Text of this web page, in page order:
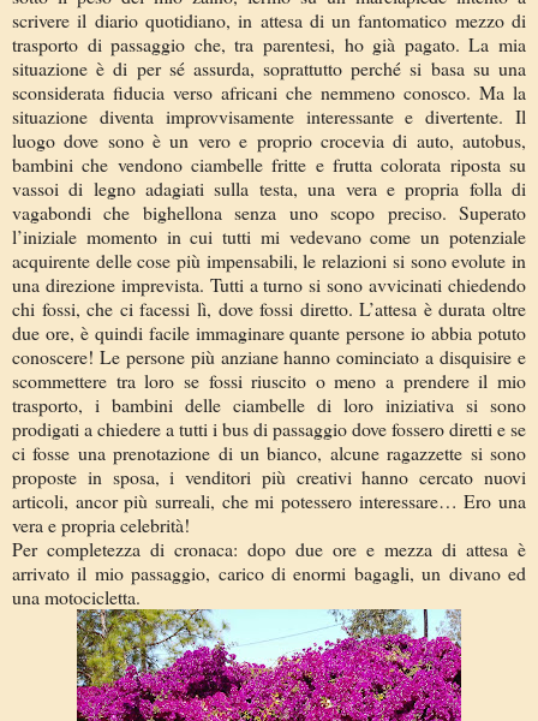
scrivere il diario quotidiano, in attesa di un fantomatico mezzo di
trasporto di passaggio che, tra parentesi, ho già pagato. La mia
situazione è di per sé assurda, soprattutto perché si basa su una
sconsiderata fiducia verso africani che nemmeno conosco. Ma la
situazione diventa improvvisamente interessante e divertente. Il
luogo dove sono è un vero e proprio crocevia di auto, autobus,
bambini che vendono ciambelle fritte e frutta colorata riposta su
vassoi di legno adagiati sulla testa, una vera e propria folla di
vagabondi che bighellona senza uno scopo preciso. Superato
l’iniziale momento in cui tutti mi vedevano come un potenziale
acquirente delle cose più impensabili, le relazioni si sono evolute in
una direzione imprevista. Tutti a turno si sono avvicinati chiedendo
chi fossi, che ci facessi lì, dove fossi diretto. L’attesa è durata oltre
due ore, è quindi facile immaginare quante persone io abbia potuto
conoscere! Le persone più anziane hanno cominciato a disquisire e
scommettere tra loro se fossi riuscito o meno a prendere il mio
trasporto, i bambini delle ciambelle di loro iniziativa si sono
prodigati a chiedere a tutti i bus di passaggio dove fossero diretti e se
ci fosse una prenotazione di un bianco, alcune ragazzette si sono
proposte in sposa, i venditori più creativi hanno cercato nuovi
articoli, ancor più surreali, che mi potessero interessare… Ero una
vera e propria celebrità!
Per completezza di cronaca: dopo due ore e mezza di attesa è
arrivato il mio passaggio, carico di enormi bagagli, un divano ed
una motocicletta.